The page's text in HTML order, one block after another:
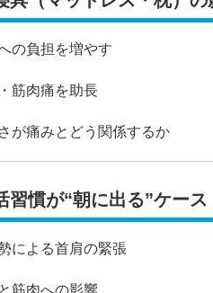
の負担を増やす
筋肉痛を助長
が痛みとどう関係するか
慣が“朝に出る”ケース
による首肩の緊張